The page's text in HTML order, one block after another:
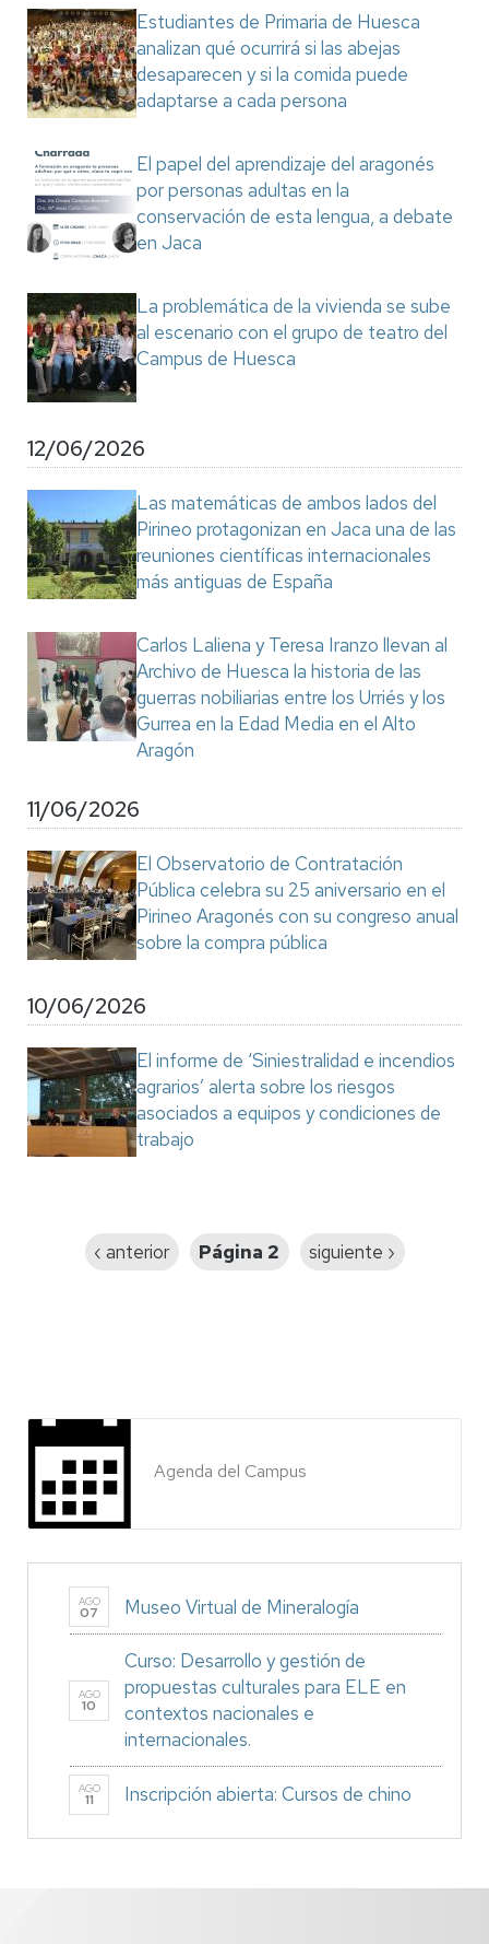
Estudiantes de Primaria de Huesca
analizan qué ocurrirá si las abejas
desaparecen y si la comida puede
adaptarse a cada persona
El papel del aprendizaje del aragonés
por personas adultas en la
conservación de esta lengua, a debate
en Jaca
La problemática de la vivienda se sube
al escenario con el grupo de teatro del
Campus de Huesca
12/06/2026
Las matemáticas de ambos lados del
Pirineo protagonizan en Jaca una de las
reuniones científicas internacionales
más antiguas de España
Carlos Laliena y Teresa Iranzo llevan al
Archivo de Huesca la historia de las
guerras nobiliarias entre los Urriés y los
Gurrea en la Edad Media en el Alto
Aragón
11/06/2026
El Observatorio de Contratación
Pública celebra su 25 aniversario en el
Pirineo Aragonés con su congreso anual
sobre la compra pública
10/06/2026
El informe de ‘Siniestralidad e incendios
agrarios’ alerta sobre los riesgos
asociados a equipos y condiciones de
trabajo
Página
‹ anterior Página 2
Siguiente
siguiente ›
Agenda del Campus
AGO
07 Museo Virtual de Mineralogía
AGO
10
Curso: Desarrollo y gestión de
propuestas culturales para ELE en
contextos nacionales e
internacionales.
AGO
11 Inscripción abierta: Cursos de chino